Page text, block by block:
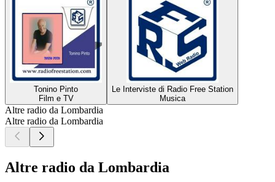
Tonino Pinto
Film e TV
Le Interviste di Radio Free Station
Musica
Altre radio da Lombardia
Altre radio da Lombardia
Altre radio da Lombardia